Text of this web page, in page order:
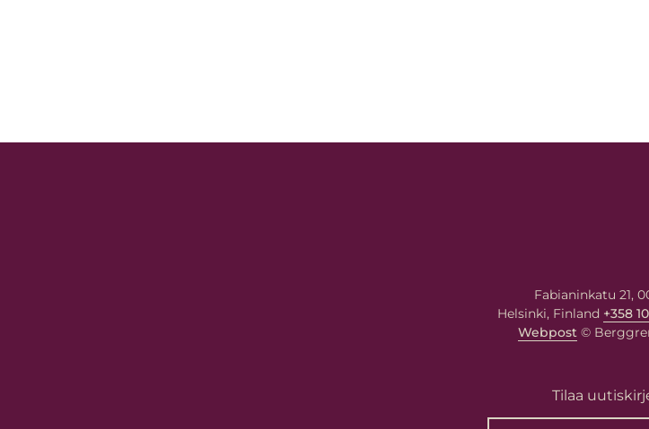
Fabianinkatu 21,
Helsinki, Finland +358
Webpost©
Tilaa